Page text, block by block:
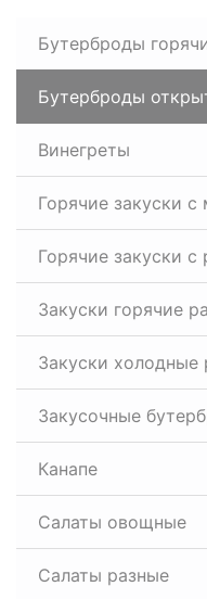
Бутерброды
Бутерброды
Винегреты
Горячие закуски
Горячие закуски с
Закуски горячие
Закуски холодные
Закусочные
Канапе
Салаты овощные
Салаты разные